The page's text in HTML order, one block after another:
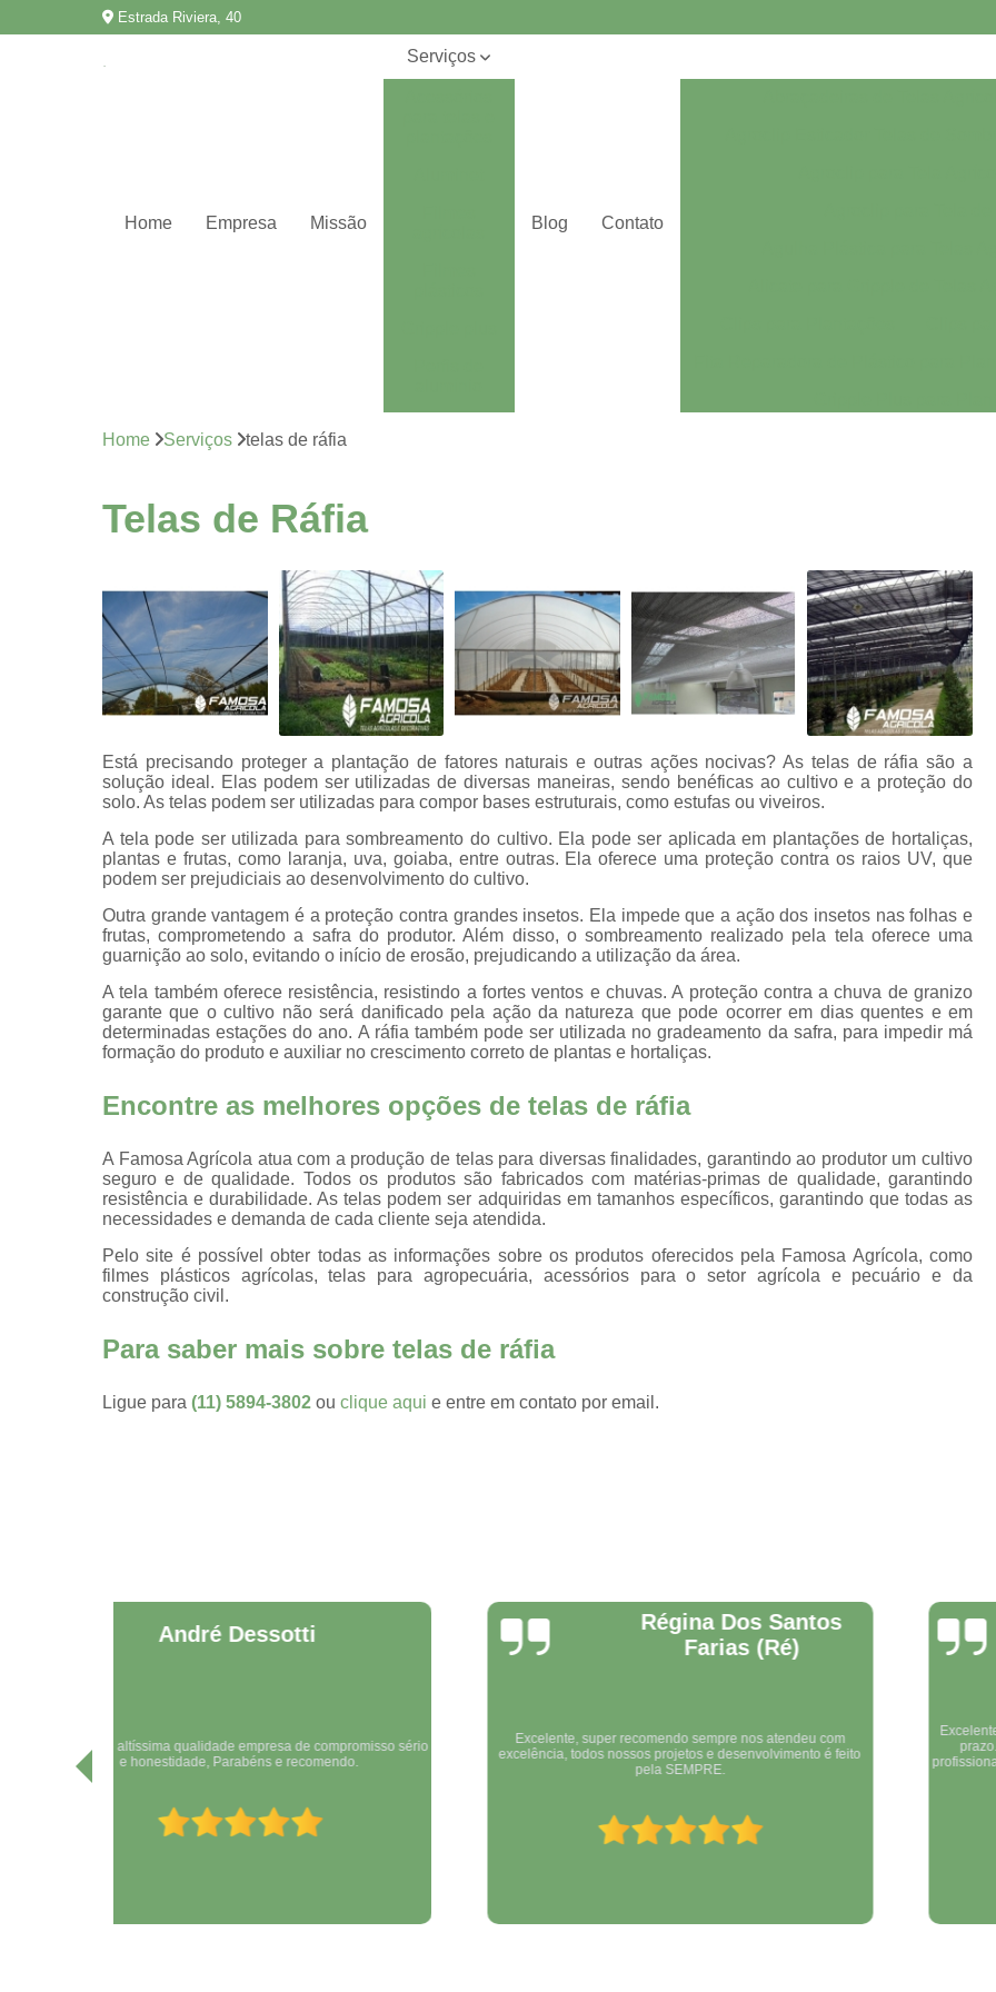
Estrada Riviera, 40
Home Empresa Missão
Serviços
Telas
agrícolas
Telas
agrícolas
pretas
Telas anti
afídeo
Telas de
agricultura
Telas de
ráfia
Telas
decorativas
multiuso
Telas para
agropecuária
Telas
plásticas
Telas
sombrites
Blog Contato
Lona Agrícola Branca
Lona Agrícola para Silagem
Lona Agrícola Preta
Lona
Ráfia de Solo Carijo
Ráfia de
Tela Agrícola Mini Túnel
Tela Agrícola Mini Túnel para
Filme Plástico Difusor
Filme Plástico para Cobertura
Filmes Plásticos
Filmes Plásticos para
Alicate de Corte Gripple
Gripple
Gripple Medium
Tensionador Gripple Tork Tool
Perfil de Alumínio U
Perfil
Tela Sombreamento Freshnet
Tela Sombreamento Vermelha
Tela Agrícola para
Tela de Uso Agrícola Vermelha
Tela Agrícola Branca
Tela
Tela Agrícola para Plantio
Home Serviços telas de ráfia
Telas de Ráfia
Está precisando proteger a plantação de fatores naturais e outras ações nocivas? As telas de ráfia são a
solução ideal. Elas podem ser utilizadas de diversas maneiras, sendo benéficas ao cultivo e a proteção do
solo. As telas podem ser utilizadas para compor bases estruturais, como estufas ou viveiros.
A tela pode ser utilizada para sombreamento do cultivo. Ela pode ser aplicada em plantações de hortaliças,
plantas e frutas, como laranja, uva, goiaba, entre outras. Ela oferece uma proteção contra os raios UV, que
podem ser prejudiciais ao desenvolvimento do cultivo.
Outra grande vantagem é a proteção contra grandes insetos. Ela impede que a ação dos insetos nas folhas e
frutas, comprometendo a safra do produtor. Além disso, o sombreamento realizado pela tela oferece uma
guarnição ao solo, evitando o início de erosão, prejudicando a utilização da área.
A tela também oferece resistência, resistindo a fortes ventos e chuvas. A proteção contra a chuva de granizo
garante que o cultivo não será danificado pela ação da natureza que pode ocorrer em dias quentes e em
determinadas estações do ano. A ráfia também pode ser utilizada no gradeamento da safra, para impedir má
formação do produto e auxiliar no crescimento correto de plantas e hortaliças.
Encontre as melhores opções de telas de ráfia
A Famosa Agrícola atua com a produção de telas para diversas finalidades, garantindo ao produtor um cultivo
seguro e de qualidade. Todos os produtos são fabricados com matérias-primas de qualidade, garantindo
resistência e durabilidade. As telas podem ser adquiridas em tamanhos específicos, garantindo que todas as
necessidades e demanda de cada cliente seja atendida.
Pelo site é possível obter todas as informações sobre os produtos oferecidos pela Famosa Agrícola, como
filmes plásticos agrícolas, telas para agropecuária, acessórios para o setor agrícola e pecuário e da
construção civil.
Para saber mais sobre telas de ráfia
Ligue para (11) 5894-3802 ou clique aqui e entre em contato por email.
Régina Dos Santos
Farias (Ré)
Excelente, super recomendo sempre nos atendeu com
excelência, todos nossos projetos e desenvolvimento é feito
pela SEMPRE.
Cristiano
Ramos
Excelente empresa. Criativos, atenciosos, e cumpridores de
prazo. Todo desenvolvimento foi feito com assessoria
profissional, sempre buscando o que de melhor podia ser feito
para nos atender.